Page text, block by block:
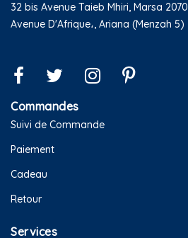
32 bis Avenue Taieb Mhiri, Marsa 2070
Avenue D'Afrique،, Ariana (Menzah 5)
Commandes
Suivi de Commande
Paiement
Cadeau
Retour
Services